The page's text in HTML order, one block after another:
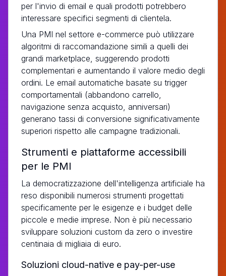
per l'invio di email e quali prodotti potrebbero
interessare specifici segmenti di clientela.
Una PMI nel settore e-commerce può utilizzare
algoritmi di raccomandazione simili a quelli dei
grandi marketplace, suggerendo prodotti
complementari e aumentando il valore medio degli
ordini. Le email automatiche basate su trigger
comportamentali (abbandono carrello,
navigazione senza acquisto, anniversari)
generano tassi di conversione significativamente
superiori rispetto alle campagne tradizionali.
Strumenti e piattaforme accessibili
per le PMI
La democratizzazione dell'intelligenza artificiale ha
reso disponibili numerosi strumenti progettati
specificamente per le esigenze e i budget delle
piccole e medie imprese. Non è più necessario
sviluppare soluzioni custom da zero o investire
centinaia di migliaia di euro.
Soluzioni cloud-native e pay-per-use